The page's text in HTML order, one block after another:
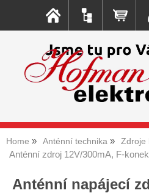
Home Anténní technika Zdroje
Anténní zdroj 12V/300mA, F-
Anténní napájecí